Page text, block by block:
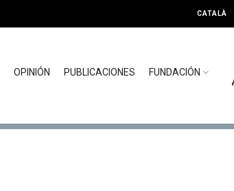
CATALÀ
OPINIÓN PUBLICACIONES FUNDACIÓN